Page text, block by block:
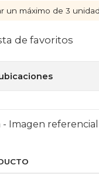
un máximo de 3
de favoritos
- Imagen referencial